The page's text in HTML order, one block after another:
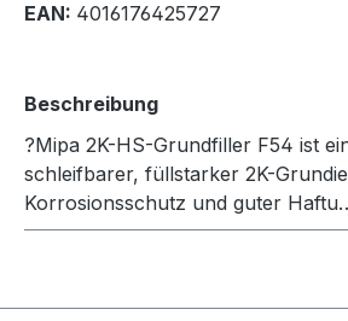
EAN: 4016176425727
Beschreibung
?Mipa 2K-HS-Grundfiller F54 ist
schleifbarer, füllstarker 2K-
Korrosionsschutz und guter